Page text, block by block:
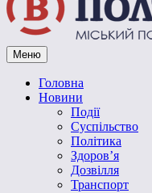
Vpoltave.info
Полтавський портал новин
Меню
Головна
Новини
Події
Суспільство
Політика
Здоров’я
Дозвілля
Транспорт